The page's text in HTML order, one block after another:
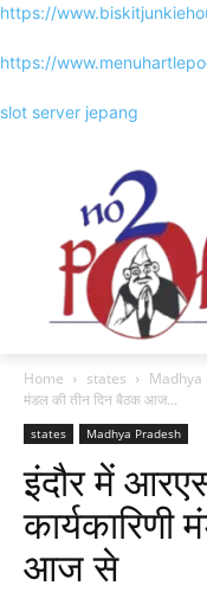
https://
https://
slot server jepang
Home states Madhya
मंडल की तीन दिन बैठक आज...
states Madhya Pradesh
इंदौर में
आज से